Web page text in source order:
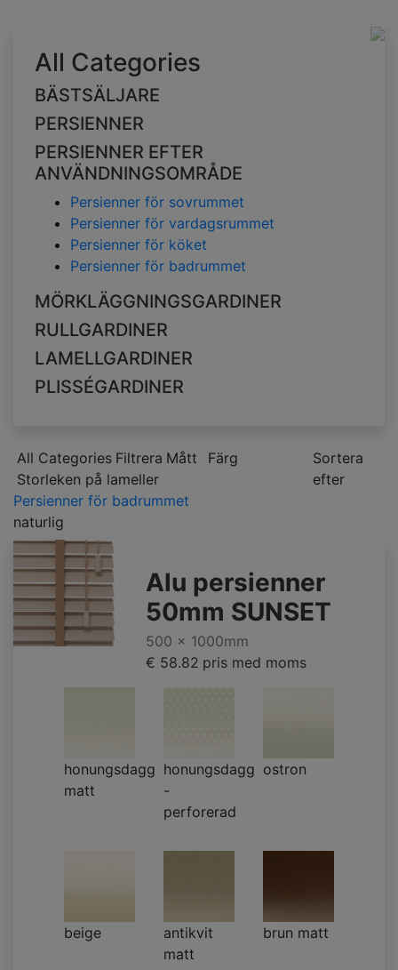
All Categories
BÄSTSÄLJARE
PERSIENNER
PERSIENNER EFTER
ANVÄNDNINGSOMRÅDE
Persienner för sovrummet
Persienner för vardagsrummet
Persienner för köket
Persienner för badrummet
MÖRKLÄGGNINGSGARDINER
RULLGARDINER
LAMELLGARDINER
PLISSÉGARDINER
All Categories Filtrera Mått
Färg
Storleken på lameller
Sortera
efter
Persienner för badrummet
naturlig
Alu persienner
50mm SUNSET
500 x 1000mm
€ 58.82 pris med moms
honungsdagg
matt
honungsdagg
-
perforerad
ostron
beige
antikvit
matt
brun matt